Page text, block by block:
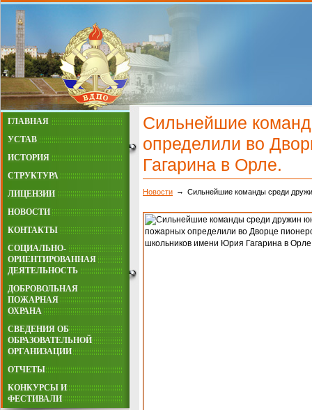
ГЛАВНАЯ
УСТАВ
ИСТОРИЯ
СТРУКТУРА
ЛИЦЕНЗИИ
НОВОСТИ
КОНТАКТЫ
СОЦИАЛЬНО-
ОРИЕНТИРОВАННАЯ
ДЕЯТЕЛЬНОСТЬ
ДОБРОВОЛЬНАЯ
ПОЖАРНАЯ
ОХРАНА
СВЕДЕНИЯ ОБ
ОБРАЗОВАТЕЛЬНОЙ
ОРГАНИЗАЦИИ
ОТЧЕТЫ
КОНКУРСЫ И
ФЕСТИВАЛИ
Сильнейшие
определили во
Гагарина в Орле.
Новости Сильнейшие команды среди